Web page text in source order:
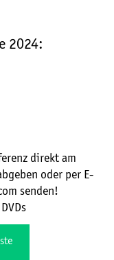
2024:
direkt am
oder per E-
senden!